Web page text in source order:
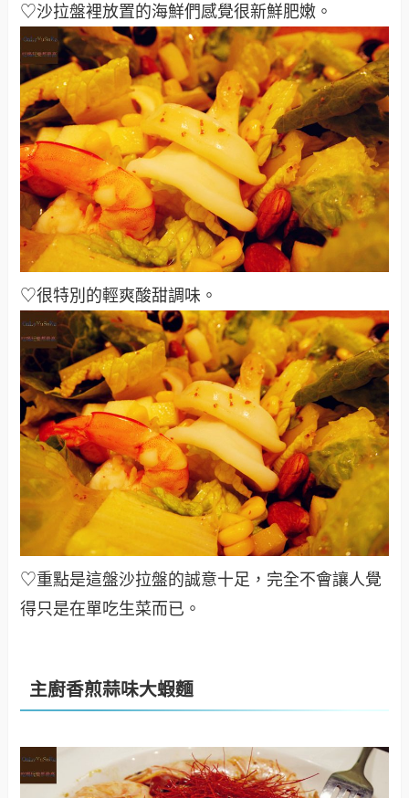
♡沙拉盤裡放置的海鮮們感覺很新鮮肥嫩 。
♡很特別的輕爽酸甜調味 。
♡重點是這盤沙拉盤的誠意十足，完全不會讓人覺
得只是在單吃生菜而已 。
主廚香煎蒜味大蝦麵